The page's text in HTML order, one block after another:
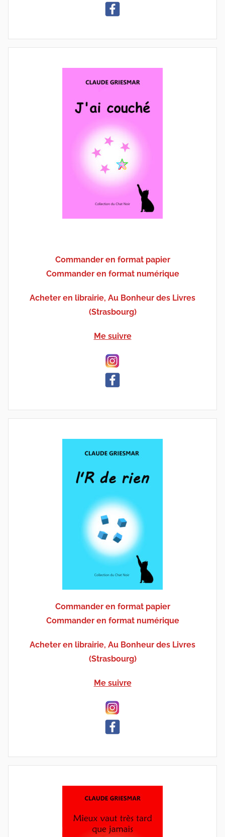
Commander en format papier
Commander en format numérique
Acheter en librairie, Au Bonheur des Livres
(Strasbourg)
Me suivre
Commander en format papier
Commander en format numérique
Acheter en librairie, Au Bonheur des Livres
(Strasbourg)
Me suivre